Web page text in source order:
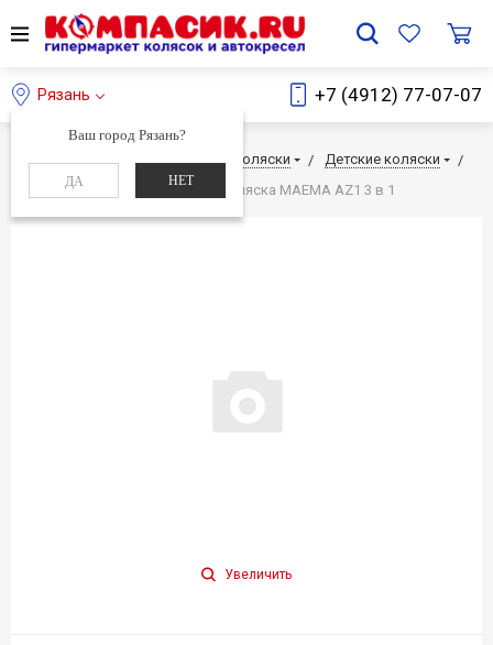
Рязань
Ваш город Рязань?
ДА НЕТ
+7 (4912) 77-07-07
Главная Каталог Детские коляски
Детские коляски
Детские коляски
Детская коляска МАЕМА AZ1 3 в 1
Увеличить